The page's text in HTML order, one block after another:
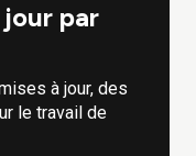
jour par
à jour, des
le travail de